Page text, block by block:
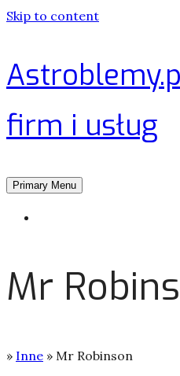
Skip to content
firm i usług
Primary Menu
Mr
» Inne » Mr Robinson